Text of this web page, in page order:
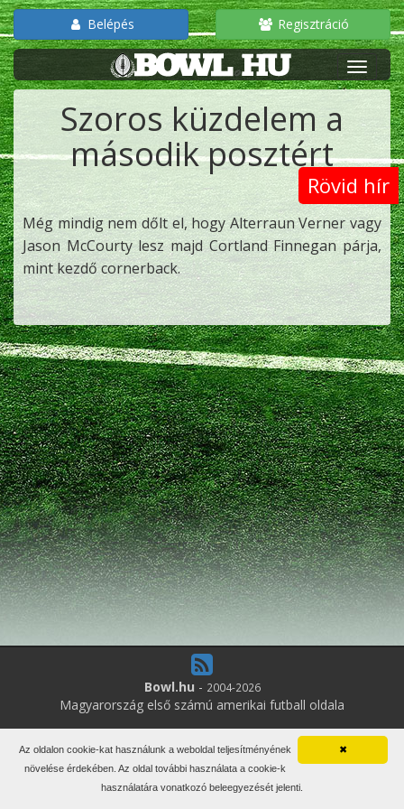
Belépés Regisztráció
Szoros küzdelem a
második posztért
Rövid hír
Még mindig nem dőlt el, hogy Alterraun Verner vagy
Jason McCourty lesz majd Cortland Finnegan párja,
mint kezdő cornerback.
Bowl.hu - 2004-2026
Magyarország első számú amerikai futball oldala
11
online felhasználó
Minden jog fenntartva. Írott anyagok újraközlése csak a szerző
engedélyével.
Impresszum
✖
Az oldalon cookie-kat használunk a weboldal teljesítményének
növelése érdekében. Az oldal további használata a cookie-k
használatára vonatkozó beleegyezését jelenti.